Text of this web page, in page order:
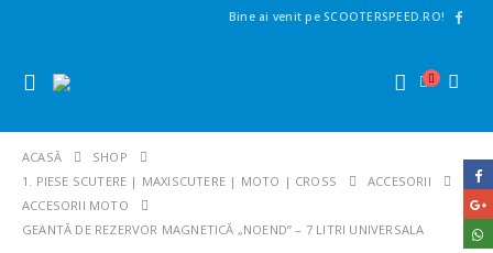
Bine ai venit pe SCOOTERSPEED.RO!
ACASĂ
SHOP
1. PIESE SCUTERE | MAXISCUTERE | MOTO | CROSS
ACCESORII
ACCESORII MOTO
GEANTĂ DE REZERVOR MAGNETICĂ „NOEND” – 7 LITRI UNIVERSALA